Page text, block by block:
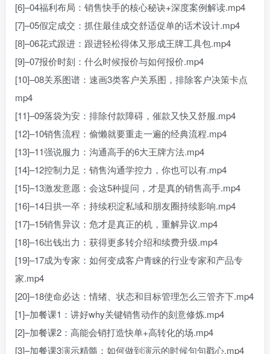
[6]–04福利布局：销售快手的核心秘诀+深度案例解读.mp4
[7]–05假定成交：抓住最佳成交舒适促单的话术设计.mp4
[8]–06花式跟进：跟进轻松得体又形成王牌工具包.mp4
[9]–07报价时刻：什么时候报价与如何报价.mp4
[10]–08关系图谱：速画3类客户关系图，排除客户决策卡点
mp4
[11]–09落袋为安：排除付款障碍，催款又快又舒服.mp4
[12]–10销售流程：偷懒就要重走一遍的经典流程.mp4
[13]–11强说服力：沟通高手的6大王牌方法.mp4
[14]–12控制力足：销售沟通学控力，你也可以有.mp4
[15]–13激发意愿：会这5种提问，才是真的销售高手.mp4
[16]–14日拱一卒：持续积淀私域和朋友圈持续影响.mp4
[17]–15销售异议：危才是真正的机，重解异议.mp4
[18]–16出钱出力：获得更多转介绍和续费升级.mp4
[19]–17成为专家：如何变成客户青睐的行业专家和产品专
家.mp4
[20]–18使命必达：情绪、状态和目标管理怎么三管齐下.mp4
[1]–加餐课1：讲好why关键销售动作的刻意修炼.mp4
[2]–加餐课2：高能会销打造快单+高转化的场.mp4
[3]–加餐课3演示精髓：如何做到演示的时候句句戳心.mp4